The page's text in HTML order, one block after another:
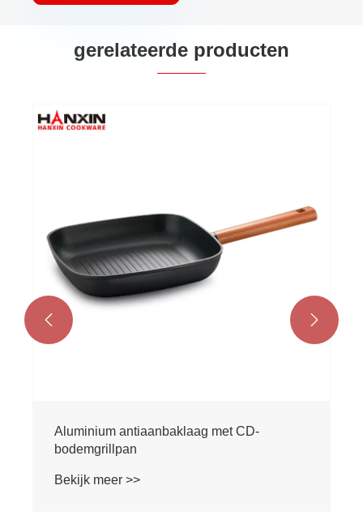
gerelateerde producten
Aluminium antiaanbaklaag met CD-
bodemgrillpan
Bekijk meer >>
 